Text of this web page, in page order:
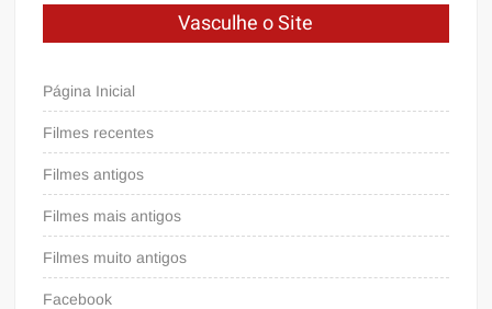
Vasculhe o Site
Página Inicial
Filmes recentes
Filmes antigos
Filmes mais antigos
Filmes muito antigos
Facebook